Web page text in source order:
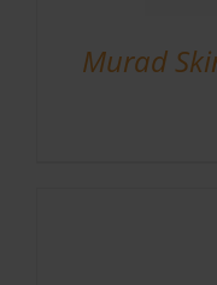
Murad